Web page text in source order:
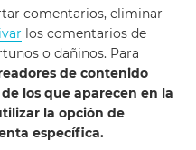
comentarios, eliminar
los comentarios de
o dañinos. Para
de contenido
los que aparecen en la
la opción de
específica.